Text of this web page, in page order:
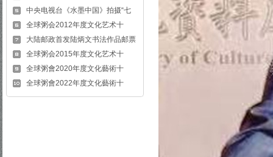
中央电视台《水墨中国》拍摄“七
全球粥会2012年度文化艺术十
大陆邮政首发陆炳文书法作品邮票
全球粥会2015年度文化艺术十
全球粥會2020年度文化藝術十
全球粥會2022年度文化藝術十